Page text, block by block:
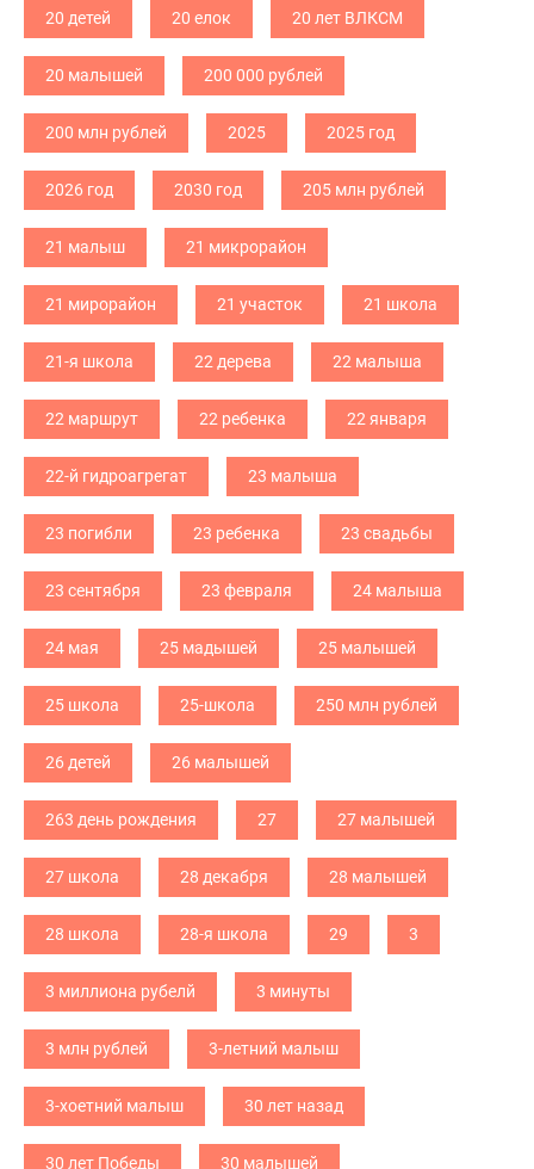
20 детей 20 елок 20 лет ВЛКСМ
20 малышей 200 000 рублей
200 млн рублей 2025 2025 год
2026 год 2030 год 205 млн рублей
21 малыш 21 микрорайон
21 мирорайон 21 участок 21 школа
21-я школа 22 дерева 22 малыша
22 маршрут 22 ребенка 22 января
22-й гидроагрегат 23 малыша
23 погибли 23 ребенка 23 свадьбы
23 сентября 23 февраля 24 малыша
24 мая 25 мадышей 25 малышей
25 школа 25-школа 250 млн рублей
26 детей 26 малышей
263 день рождения 27 27 малышей
27 школа 28 декабря 28 малышей
28 школа 28-я школа 29 3
3 миллиона рубелй 3 минуты
3 млн рублей 3-летний малыш
3-хоетний малыш 30 лет назад
30 лет Победы 30 малышей